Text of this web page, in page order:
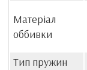
Матеріал
оббивки
Тип пружин